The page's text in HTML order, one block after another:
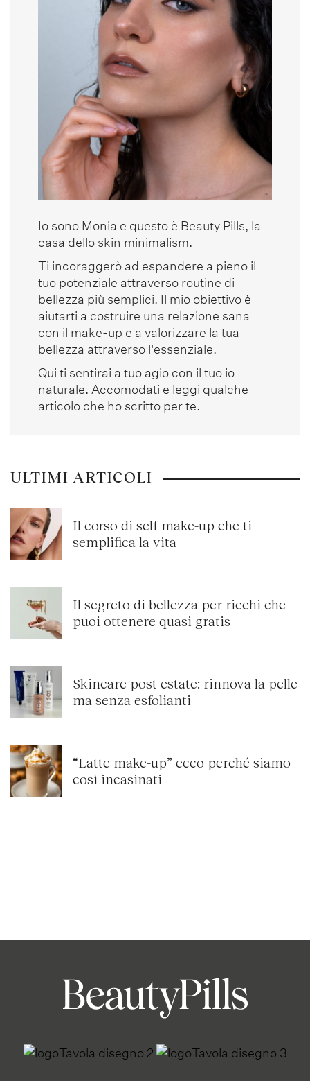
Io sono Monia e questo è Beauty Pills, la
casa dello skin minimalism.
Ti incoraggerò ad espandere a pieno il
tuo potenziale attraverso routine di
bellezza più semplici. Il mio obiettivo è
aiutarti a costruire una relazione sana
con il make-up e a valorizzare la tua
bellezza attraverso l'essenziale.
Qui ti sentirai a tuo agio con il tuo io
naturale. Accomodati e leggi qualche
articolo che ho scritto per te.
ULTIMI ARTICOLI
Il corso di self make-up che ti
semplifica la vita
Il segreto di bellezza per ricchi che
puoi ottenere quasi gratis
Skincare post estate: rinnova la pelle
ma senza esfolianti
“Latte make-up” ecco perché siamo
così incasinati